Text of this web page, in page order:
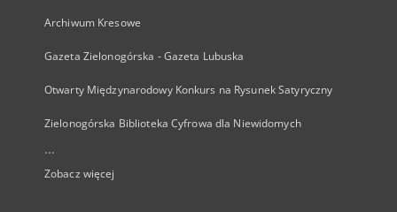
Archiwum Kresowe
Gazeta Zielonogórska - Gazeta Lubuska
Otwarty Międzynarodowy Konkurs na Rysunek Satyryczny
Zielonogórska Biblioteka Cyfrowa dla Niewidomych
...
Zobacz więcej